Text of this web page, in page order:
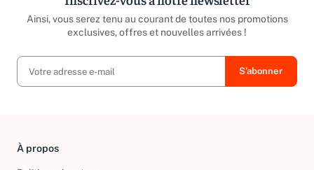
Ainsi, vous serez tenu au courant de toutes nos promotions
exclusives, offres et nouvelles arrivées !
À propos